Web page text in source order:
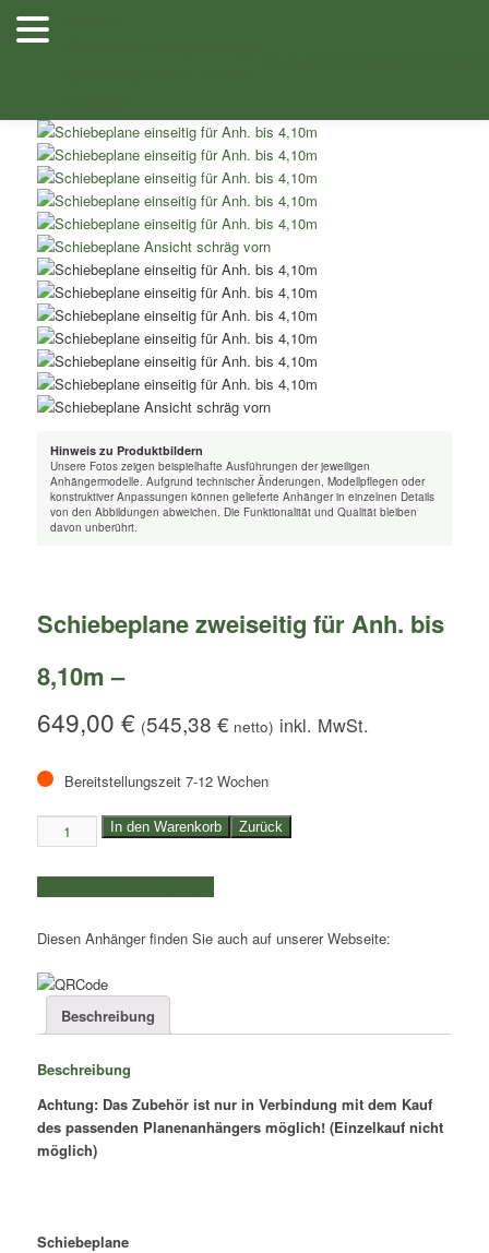
Zum
Inhalt
Shop
Hinweis zu Produktbildern
Unsere Fotos zeigen beispielhafte Ausführungen der jeweiligen
Anhängermodelle. Aufgrund technischer Änderungen, Modellpflegen oder
konstruktiver Anpassungen können gelieferte Anhänger in einzelnen Details
von den Abbildungen abweichen. Die Funktionalität und Qualität bleiben
davon unberührt.
Schiebeplane zweiseitig für Anh. bis
8,10m –
649,00€ (545,38€ netto)
Bereitstellungszeit 7-12 Wochen
Schiebeplane
zweiseitig
für
Anh.
8,10m
Menge
In den Warenkorb Zurück
Diesen Anhänger finden Sie auch auf unserer Webseite:
Beschreibung
Beschreibung
Achtung: Das Zubehör ist nur in Verbindung mit dem Kauf
des passenden Planenanhängers möglich! (Einzelkauf nicht
möglich)
Schiebeplane